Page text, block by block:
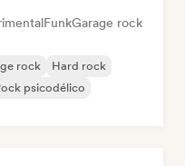
FunkGarage rock
rock
Hard rock
psicodélico